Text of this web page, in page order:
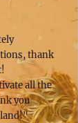
thank
all the
you